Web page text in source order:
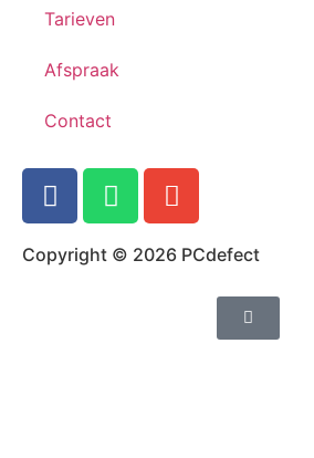
Tarieven
Afspraak
Contact
Copyright © 2026 PCdefect